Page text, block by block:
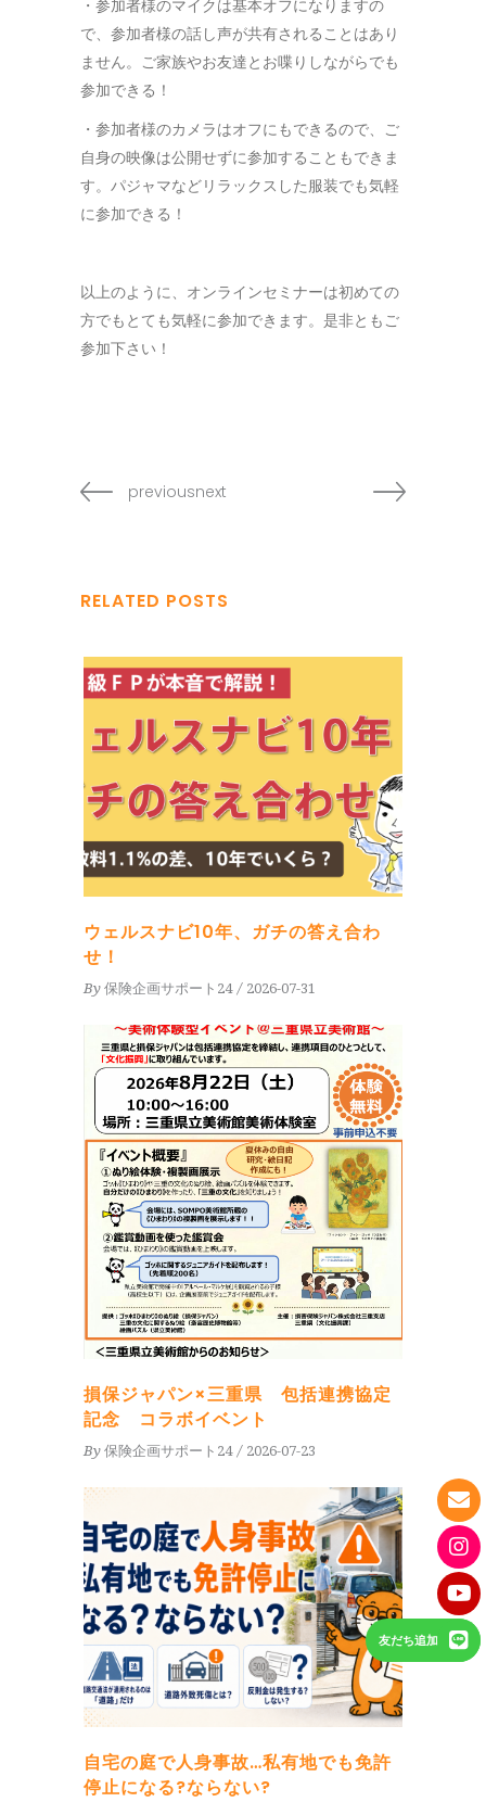
・参加者様のマイクは基本オフになりますの
で、参加者様の話し声が共有されることはあり
ません。ご家族やお友達とお喋りしながらでも
参加できる！
・参加者様のカメラはオフにもできるので、ご
自身の映像は公開せずに参加することもできま
す。パジャマなどリラックスした服装でも気軽
に参加できる！
以上のように、オンラインセミナーは初めての
方でもとても気軽に参加できます。是非ともご
参加下さい！
previousnext
RELATED POSTS
ウェルスナビ10年、ガチの答え合わ
せ！
By 保険企画サポート24 2026-07-31
損保ジャパン×三重県 包括連携協定
記念 コラボイベント
By 保険企画サポート24 2026-07-23
自宅の庭で人身事故…私有地でも免許
停止になる?ならない?
友だち追加